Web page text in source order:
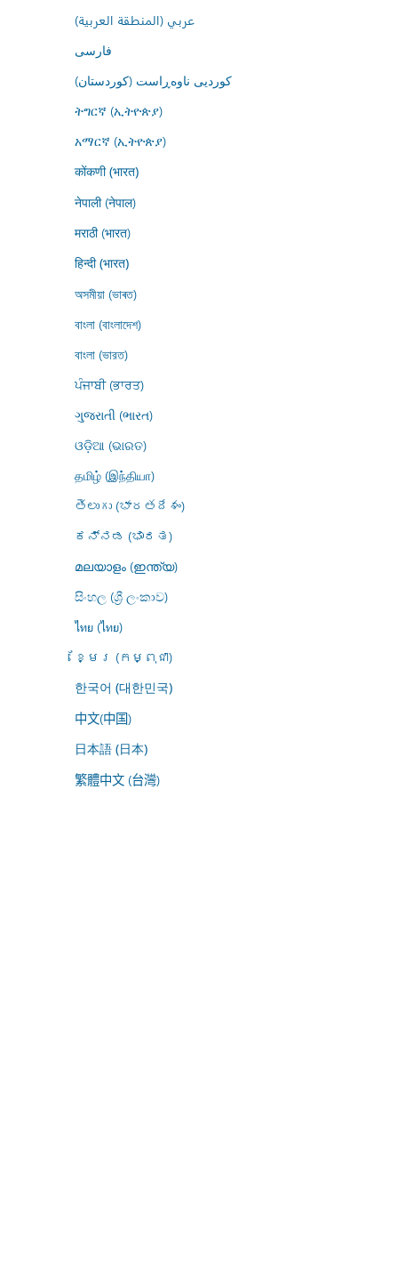
عربي (المنطقة العربية)
فارسى
کوردیی ناوەڕاست (کوردستان)
ትግርኛ (ኢትዮጵያ)
አማርኛ (ኢትዮጵያ)
कोंकणी (भारत)
नेपाली (नेपाल)
मराठी (भारत)
हिन्दी (भारत)
অসমীয়া (ভাৰত)
বাংলা (বাংলাদেশ)
বাংলা (ভারত)
ਪੰਜਾਬੀ (ਭਾਰਤ)
ગુજરાતી (ભારત)
ଓଡ଼ିଆ (ଭାରତ)
தமிழ் (இந்தியா)
తెలుగు (భారతదేశం)
ಕನ್ನಡ (ಭಾರತ)
മലയാളം (ഇന്ത്യ)
සිංහල (ශ්‍රී ලංකාව)
ไทย (ไทย)
ខ្មែរ (កម្ពុជា)
한국어 (대한민국)
中文(中国)
日本語 (日本)
繁體中文 (台灣)